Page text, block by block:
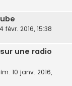
févr. 2016, 15:38
une radio
10 janv. 2016,